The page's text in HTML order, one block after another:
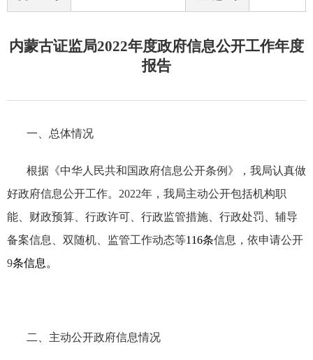
内蒙古证监局2022年度政府信息公开工作年度
报告
一、总体情况
根据《中华人民共和国政府信息公开条例》，我局认真做
好政府信息公开工作。 2022年，我局主动公开包括机构职
能、财政预算、行政许可、行政监管措施、行政处罚、辅导
备案信息、双随机、监管工作动态等116条信息，依申请公开
9条信息。
二、主动公开政府信息情况